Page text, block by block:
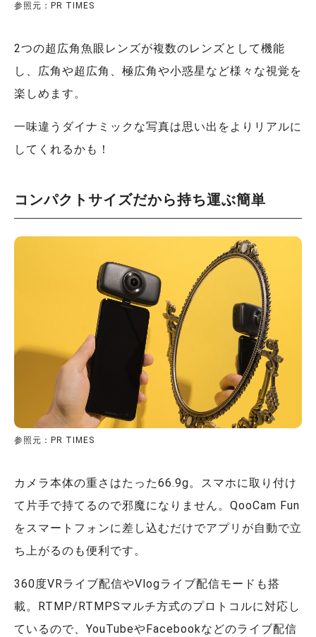
参照元：PR TIMES
2つの超広角魚眼レンズが複数のレンズとして機能
し、広角や超広角、極広角や小惑星など様々な視覚を
楽しめます。
一味違うダイナミックな写真は思い出をよりリアルに
してくれるかも！
コンパクトサイズだから持ち運ぶ簡単
参照元：PR TIMES
カメラ本体の重さはたった66.9g。スマホに取り付け
て片手で持てるので邪魔になりません。QooCam Fun
をスマートフォンに差し込むだけでアプリが自動で立
ち上がるのも便利です。
360度VRライブ配信やVlogライブ配信モードも搭
載。RTMP/RTMPSマルチ方式のプロトコルに対応し
ているので、YouTubeやFacebookなどのライブ配信